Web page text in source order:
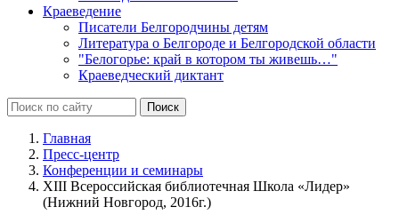
Краеведение
Писатели Белгородчины детям
Литература о Белгороде и Белгородской области
"Белогорье: край в котором ты живешь…"
Краеведческий диктант
Главная
Пресс-центр
Конференции и семинары
XIII Всероссийская библиотечная Школа «Лидер»
(Нижний Новгород, 2016г.)